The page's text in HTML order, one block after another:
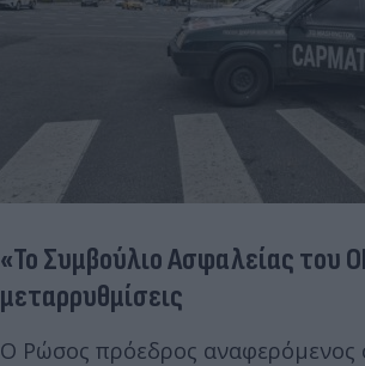
«Το Συμβούλιο Ασφαλείας του
μεταρρυθμίσεις
Ο Ρώσος πρόεδρος αναφερόμενος